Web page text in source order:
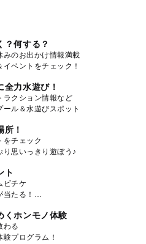
？何する？
みのお出かけ情報満載
ベントをチェック！
全力水遊び！
ラクション情報など
ル＆水遊びスポット
所！
をチェック
り思いっきり遊ぼう♪
ト
ビチケ
たる！
くホンモノ体験
わる
プログラム！